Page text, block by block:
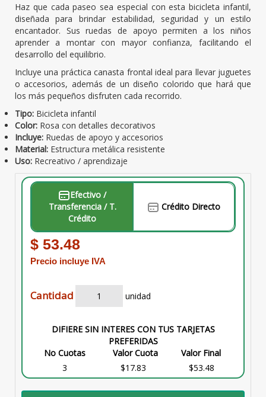
Haz que cada paseo sea especial con esta bicicleta infantil,
diseñada para brindar estabilidad, seguridad y un estilo
encantador. Sus ruedas de apoyo permiten a los niños
aprender a montar con mayor confianza, facilitando el
desarrollo del equilibrio.
Incluye una práctica canasta frontal ideal para llevar juguetes
o accesorios, además de un diseño colorido que hará que
los más pequeños disfruten cada recorrido.
Tipo: Bicicleta infantil
Color: Rosa con detalles decorativos
Incluye: Ruedas de apoyo y accesorios
Material: Estructura metálica resistente
Uso: Recreativo / aprendizaje
Efectivo /
Transferencia / T.
Crédito
Crédito Directo
$ 53.48
Precio incluye IVA
Cantidad unidad
DIFIERE SIN INTERES CON TUS TARJETAS
PREFERIDAS
No Cuotas
Valor Cuota
Valor Final
3
$17.83 $53.48